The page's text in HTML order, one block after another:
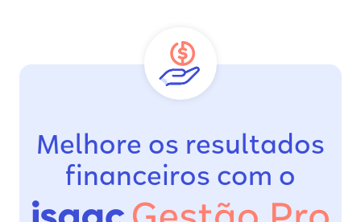
Melhore os resultados
financeiros com o